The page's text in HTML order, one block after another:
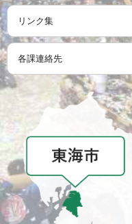
リンク集
各課連絡先